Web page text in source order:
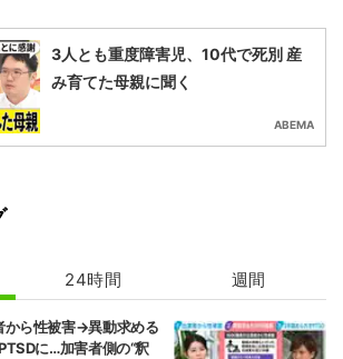
3人とも重度障害児、10代で死別 産
み育てた母親に聞く
ABEMA
24時間 週間
から性被害→異動求める
に…加害者側の“釈